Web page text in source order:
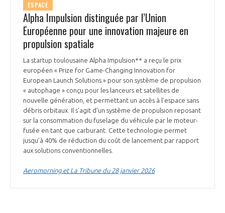
ESPACE
Alpha Impulsion distinguée par l’Union
Européenne pour une innovation majeure en
propulsion spatiale
La startup toulousaine Alpha Impulsion** a reçu le prix
européen « Prize for Game-Changing Innovation for
European Launch Solutions » pour son système de propulsion
« autophage » conçu pour les lanceurs et satellites de
nouvelle génération, et permettant un accès à l’espace sans
débris orbitaux. Il s'agit d'un système de propulsion reposant
sur la consommation du fuselage du véhicule par le moteur-
fusée en tant que carburant. Cette technologie permet
jusqu’à 40% de réduction du coût de lancement par rapport
aux solutions conventionnelles.
Aeromorning et La Tribune du 28 janvier 2026